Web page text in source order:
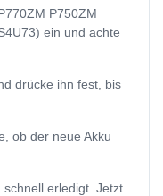
P750ZM
ein und achte
drücke ihn fest, bis
ob der neue Akku
schnell erledigt. Jetzt